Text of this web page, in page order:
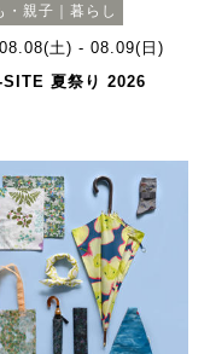
・親子｜暮らし
土) - 08.09(日)
SITE 夏祭り 2026